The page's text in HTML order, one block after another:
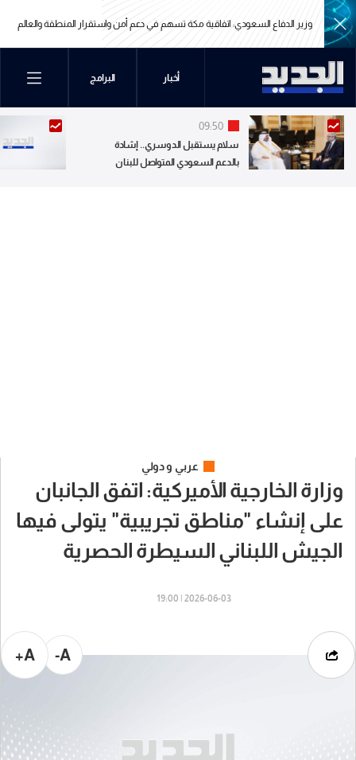
وزير الدفاع السعودي: اتفاقية مكة تسهم في دعم أمن واستقرار المنطقة والعالم
وزير الدفاع السعودي: اتفاقية مكة تسهم في دعم أمن واستقرار المنطقة والعالم
أخبار البرامج
09:50
سلام يستقبل الدوسري.. إشادة
بالدعم السعودي المتواصل للبنان
عربي و دولي
وزارة الخارجية الأميركية: اتفق الجانبان
على إنشاء "مناطق تجريبية" يتولى فيها
الجيش اللبناني السيطرة الحصرية
2026-06-03 | 19:00
A-
A+